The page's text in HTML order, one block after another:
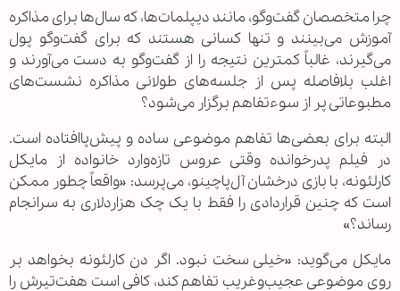
چرا متخصصان گفت‌وگو، مانند دیپلمات‌ها، که سال‌ها برای مذاکره
آموزش می‌بینند و تنها کسانی هستند که برای گفت‌وگو پول
می‌گیرند، غالباً کمترین نتیجه را از گفت‌وگو به ‌دست می‌آورند و
اغلب بلافاصله پس از جلسه‌های طولانی مذاکره نشست‌های
مطبوعاتی پر از سوءتفاهم برگزار می‌شود؟
البته برای بعضی‌ها تفاهم موضوعی ساده و پیش‌پاافتاده است.
در فیلم پدرخوانده وقتی عروس تازه‌وارد خانواده از مایکل
کارلئونه، با بازی درخشان آل‌پاچینو، می‌پرسد: «واقعاً چطور ممکن
است که چنین قراردادی را فقط با یک چک هزاردلاری به سرانجام
رساند؟»
مایکل می‌گوید: «خیلی سخت نبود. اگر دن کارلئونه بخواهد بر
روی موضوعی عجیب‌وغریب تفاهم کند، کافی است هفت‌تیرش را